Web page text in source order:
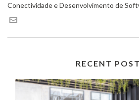
Conectividade e Desenvolvimento de
RECENT